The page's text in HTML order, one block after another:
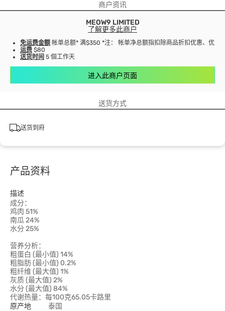
商户资讯
MEOW9 LIMITED
了解更多此商户
免运费金额 帐单总额* 满$350 *注： 帐单净总额指扣除商品折扣优惠、优惠
运费 $80
送货时间 5 個工作天
进入此商户页面
送货方式
送货到府
产品资料
描述
成分：
鸡肉 51%
南瓜 24%
水分 25%
营养分析：
粗蛋白 (最小值) 14%
粗脂肪 (最小值) 0.2%
粗纤维 (最大值) 1%
灰质 (最大值) 2%
水分 (最大值) 84%
代谢热量：每100克65.05卡路里
原产地
泰国